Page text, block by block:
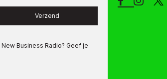
Verzend
New Business Radio? Geef je